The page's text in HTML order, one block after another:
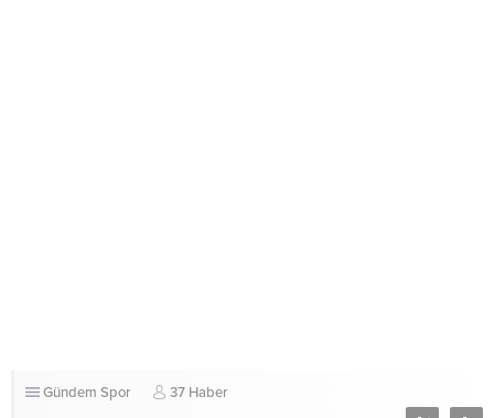
Gündem Spor 37 Haber